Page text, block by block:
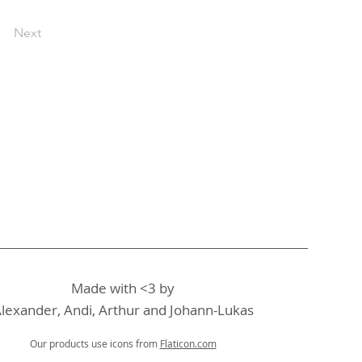
Next
Made with <3 by
Andi, Arthur and Johann-Lukas
Our products use icons from Flaticon.com